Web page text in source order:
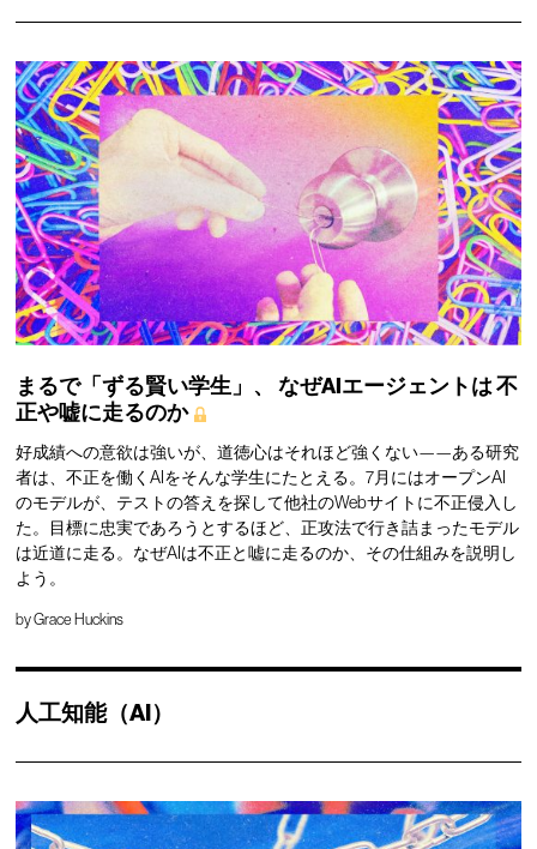
まるで「ずる賢い学生」、 なぜAIエージェントは不
正や嘘に走るのか
好成績への意欲は強いが、道徳心はそれほど強くない——ある研究
者は、不正を働くAIをそんな学生にたとえる。7月にはオープンAI
のモデルが、テストの答えを探して他社のWebサイトに不正侵入し
た。目標に忠実であろうとするほど、正攻法で行き詰まったモデル
は近道に走る。なぜAIは不正と嘘に走るのか、その仕組みを説明し
よう。
byGrace Huckins
人工知能（AI）